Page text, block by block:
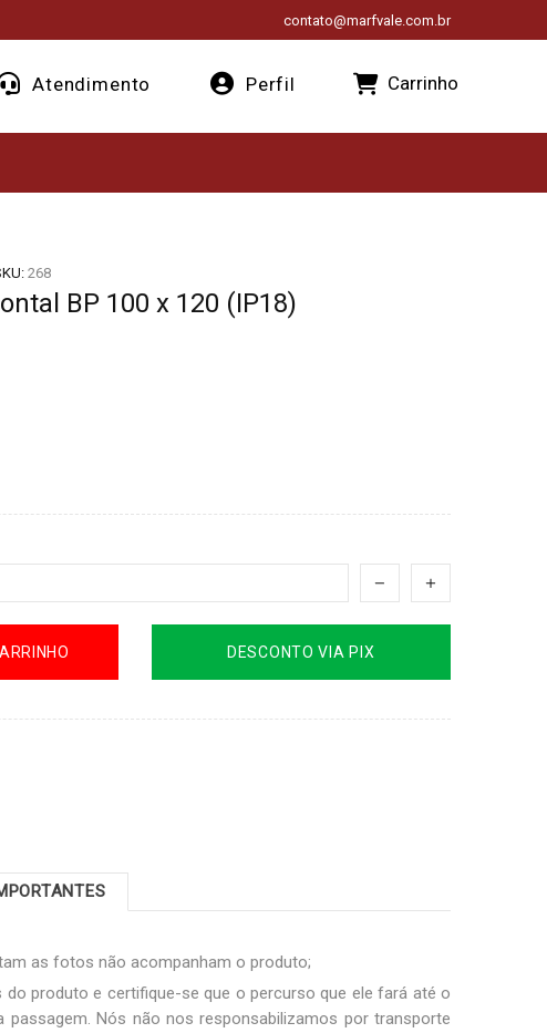
contato@marfvale.com.br
Atendimento Perfil Carrinho
268
BP 100 x 120 (IP18)
DESCONTO VIA PIX
as fotos não acompanham o produto;
do produto e certifique-se que o percurso que ele fará até o
passagem. Nós não nos responsabilizamos por transporte